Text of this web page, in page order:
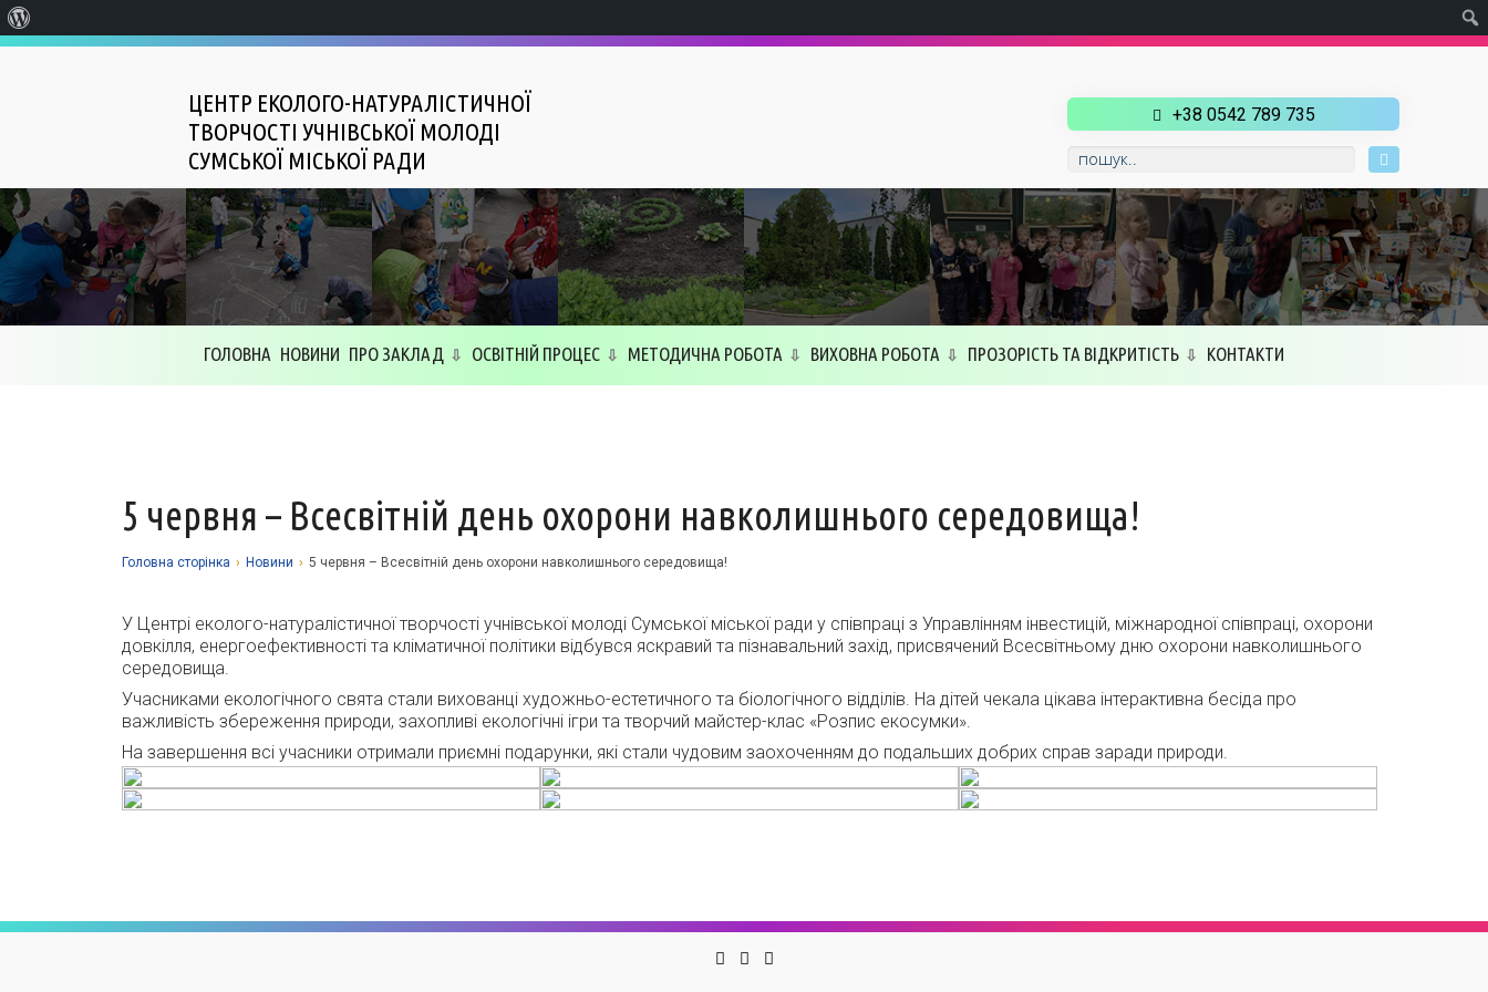
ЦЕНТР ЕКОЛОГО-НАТУРАЛІСТИЧНОЇ
ТВОРЧОСТІ УЧНІВСЬКОЇ МОЛОДІ
СУМСЬКОЇ МІСЬКОЇ РАДИ
+38 0542 789 735
ГОЛОВНА НОВИНИ ПРО ЗАКЛАД ОСВІТНІЙ ПРОЦЕС МЕТОДИЧНА РОБОТА ВИХОВНА РОБОТА ПРОЗОРІСТЬ ТА ВІДКРИТІСТЬ КОНТАКТИ
5 червня – Всесвітній день охорони навколишнього середовища!
Головна сторiнка › Новини › 5 червня – Всесвітній день охорони навколишнього середовища!
У Центрі еколого-натуралістичної творчості учнівської молоді Сумської міської ради у співпраці з Управлінням інвестицій, міжнародної співпраці, охорони
довкілля, енергоефективності та кліматичної політики відбувся яскравий та пізнавальний захід, присвячений Всесвітньому дню охорони навколишнього
середовища.
Учасниками екологічного свята стали вихованці художньо-естетичного та біологічного відділів. На дітей чекала цікава інтерактивна бесіда про
важливість збереження природи, захопливі екологічні ігри та творчий майстер-клас «Розпис екосумки».
На завершення всі учасники отримали приємні подарунки, які стали чудовим заохоченням до подальших добрих справ заради природи.
WordPress